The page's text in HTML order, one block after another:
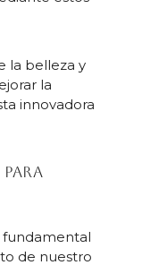
la belleza y
la
innovadora
de nuestro